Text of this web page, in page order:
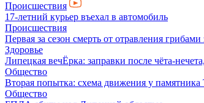
Происшествия
17-летний курьер въехал в автомобиль
Происшествия
Первая за сезон смерть от отравления
Здоровье
Липецкая вечЁрка: заправки после чёта-
Общество
Вторая попытка: схема движения у
Общество